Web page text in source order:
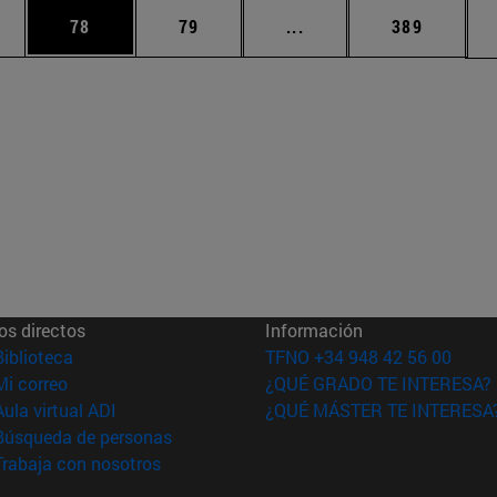
Use TAB para desplazarse.
Página
78 Página
79 ... Páginas intermedias
Página
389
directos
(abre en nueva ventana)
correo(abre en nueva ventana)
virtual ADI (abre en nueva ventana)
de personas(abre en nueva ventana)
con nosotros(abre en nueva ventana)
Información
TFNO +34 948 42 56 00
¿QUÉ GRADO TE INTERESA?
¿QUÉ MÁSTER TE